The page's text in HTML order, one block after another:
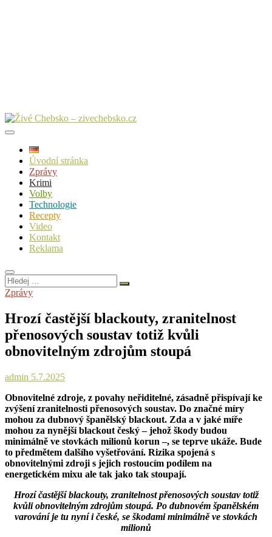
Úvodní stránka
Zprávy
Krimi
Volby
Technologie
Recepty
Video
Kontakt
Reklama
Hledej
…
Zprávy
Hrozí častější blackouty, zranitelnost
přenosových soustav totiž kvůli
obnovitelným zdrojům stoupá
admin 5.7.2025
Obnovitelné zdroje, z povahy neřiditelné, zásadně přispívají ke
zvýšení zranitelnosti přenosových soustav. Do značné míry
mohou za dubnový španělský blackout. Zda a v jaké míře
mohou za nynější blackout český – jehož škody budou
minimálně ve stovkách milionů korun –, se teprve ukáže. Bude
to předmětem dalšího vyšetřování. Rizika spojená s
obnovitelnými zdroji s jejich rostoucím podílem na
energetickém mixu ale tak jako tak stoupají.
Hrozí častější blackouty, zranitelnost přenosových soustav totiž
kvůli obnovitelným zdrojům stoupá. Po dubnovém španělském
varování je tu nyní i české, se škodami minimálně ve stovkách
milionů